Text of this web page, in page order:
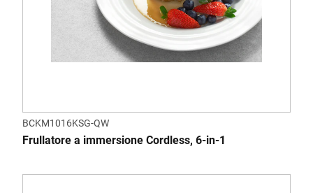
BCKM1016KSG-QW
Frullatore a immersione Cordless, 6-in-1